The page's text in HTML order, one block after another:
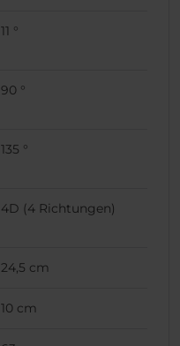
11 °
90 °
135 °
4D (4 Richtungen)
24,5 cm
10 cm